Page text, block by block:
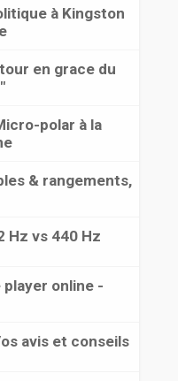
à Kingston
en grace du
polar à la
& rangements,
Hz vs 440 Hz
player online -
avis et conseils